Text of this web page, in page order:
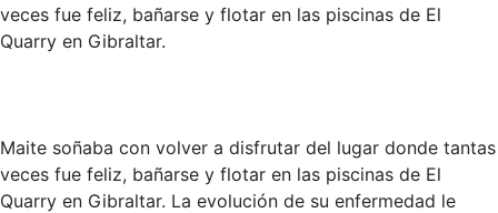
veces fue feliz, bañarse y flotar en las piscinas de El
Quarry en Gibraltar.
Maite soñaba con volver a disfrutar del lugar donde tantas
veces fue feliz, bañarse y flotar en las piscinas de El
Quarry en Gibraltar. La evolución de su enfermedad le